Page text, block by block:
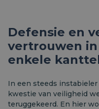
Defensie en
vertrouwen in
enkele
In een steeds
kwestie van veiligheid
teruggekeerd. En hier